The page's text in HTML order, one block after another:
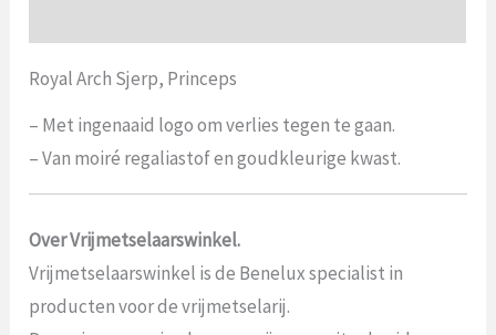
Royal Arch Sjerp, Princeps
– Met ingenaaid logo om verlies tegen te gaan.
– Van moiré regaliastof en goudkleurige kwast.
Over Vrijmetselaarswinkel.
Vrijmetselaarswinkel is de Benelux specialist in
producten voor de vrijmetselarij.